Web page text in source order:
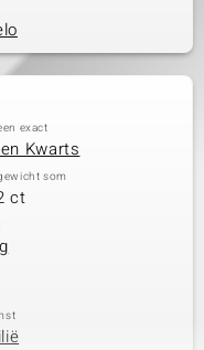
exact
Kwarts
som
ct